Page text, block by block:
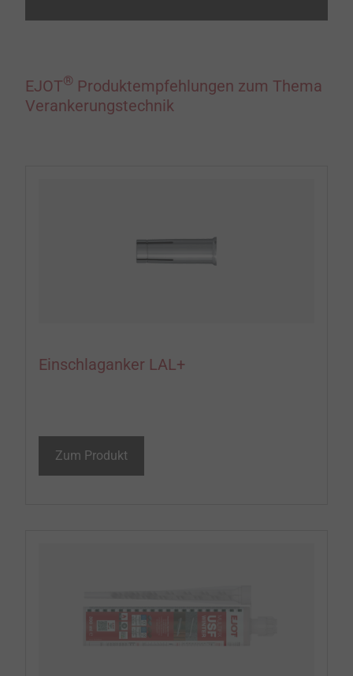
EJOT® Produktempfehlungen zum Thema
Verankerungstechnik
Einschlaganker LAL+
Zum Produkt